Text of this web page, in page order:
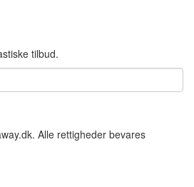
tilbud.
Alle rettigheder bevares